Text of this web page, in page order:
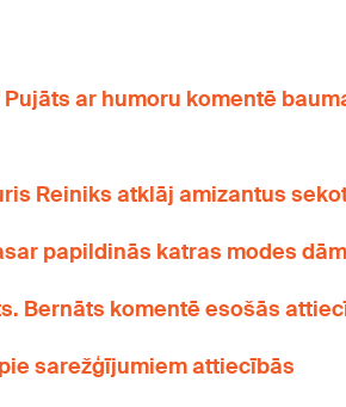
ar humoru komentē
Reiniks atklāj amizantus
papildinās katras modes
Bernāts komentē esošās
sarežģījumiem attiecībās